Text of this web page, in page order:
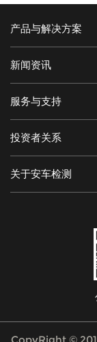
产品与解决方案
新闻资讯
服务与支持
投资者关系
关于安车检测